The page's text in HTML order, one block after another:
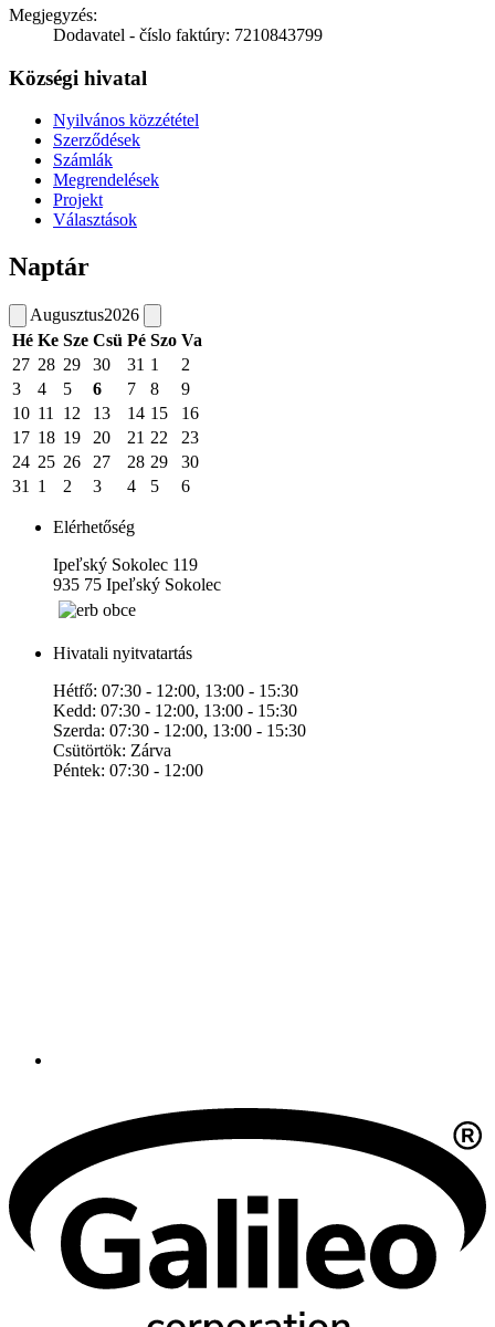
Megjegyzés:
Dodavatel - číslo faktúry: 7210843799
Községi hivatal
Nyilvános közzététel
Szerződések
Számlák
Megrendelések
Projekt
Választások
Naptár
Augusztus2026
Hé Ke Sze Csü Pé Szo Va
27 28 29 30 31 1
2
3
4 5 6 7 8
9
10 11 12 13 14 15
16
17 18 19 20 21 22
23
24 25 26 27 28 29
30
31
1 2 3 4 5 6
Elérhetőség
Ipeľský Sokolec 119
935 75 Ipeľský Sokolec
Hivatali nyitvatartás
Hétfő: 07:30 - 12:00, 13:00 - 15:30
Kedd: 07:30 - 12:00, 13:00 - 15:30
Szerda: 07:30 - 12:00, 13:00 - 15:30
Csütörtök: Zárva
Péntek: 07:30 - 12:00